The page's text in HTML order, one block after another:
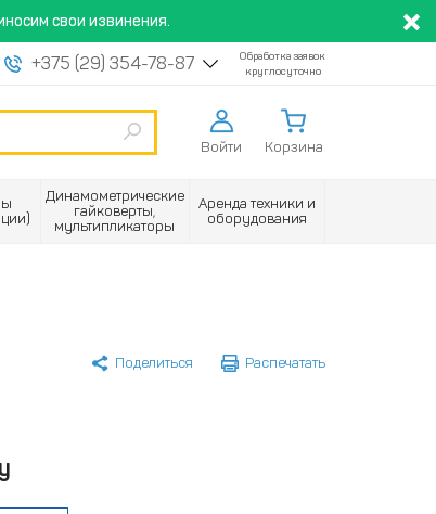
свои извинения.
+375 (29) 354-78-87
Обработка заявок
круглосуточно
Войти Корзина
Динамометрические
гайковерты,
мультипликаторы
Аренда техники и
оборудования
Поделиться Распечатать